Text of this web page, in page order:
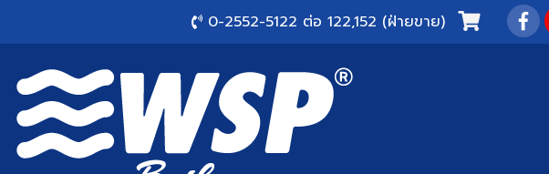
0-2552-5122 ต่อ 122,152 (ฝ่ายขาย)